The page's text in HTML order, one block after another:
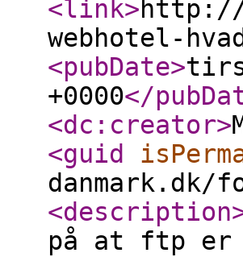
<link>http://
webhotel-
<pubDate>
+0000</
<dc:creator>
<guid
danmark.dk/
<description
på at ftp er